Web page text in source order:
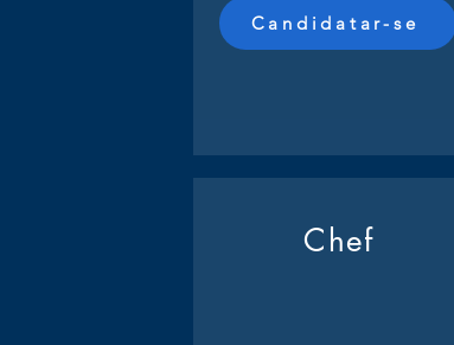
Candidatar-se
Chef